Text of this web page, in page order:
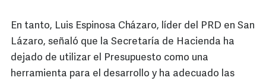
En tanto, Luis Espinosa Cházaro, líder del PRD en San
Lázaro, señaló que la Secretaría de Hacienda ha
dejado de utilizar el Presupuesto como una
herramienta para el desarrollo y ha adecuado las